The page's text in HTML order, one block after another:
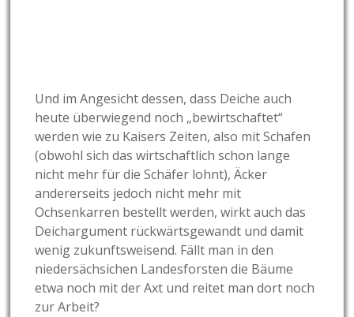
Und im Angesicht dessen, dass Deiche auch
heute überwiegend noch „bewirtschaftet“
werden wie zu Kaisers Zeiten, also mit Schafen
(obwohl sich das wirtschaftlich schon lange
nicht mehr für die Schäfer lohnt), Äcker
andererseits jedoch nicht mehr mit
Ochsenkarren bestellt werden, wirkt auch das
Deichargument rückwärtsgewandt und damit
wenig zukunftsweisend. Fällt man in den
niedersächsichen Landesforsten die Bäume
etwa noch mit der Axt und reitet man dort noch
zur Arbeit?